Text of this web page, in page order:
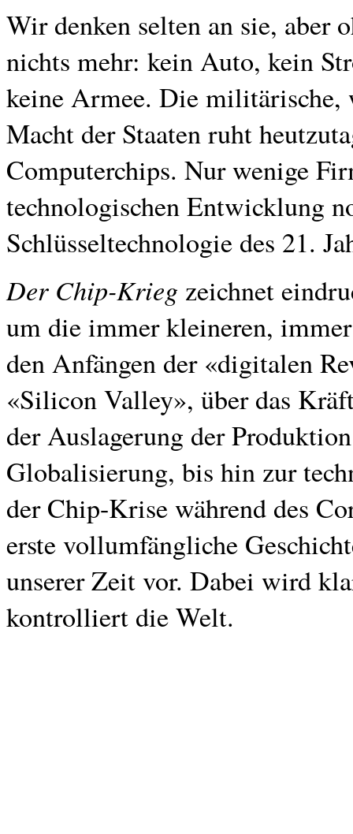
Wir denken selten an sie,
nichts mehr: kein Auto, kein
keine Armee. Die
Macht der Staaten ruht
Computerchips. Nur wenige
technologischen Entwicklung
Schlüsseltechnologie des 21.
Der Chip-Krieg zeichnet
um die immer kleineren,
den Anfängen der «digitalen
«Silicon Valley», über das
der Auslagerung der
Globalisierung, bis hin zur
der Chip-Krise während des
erste vollumfängliche
unserer Zeit vor. Dabei wird
kontrolliert die Welt.